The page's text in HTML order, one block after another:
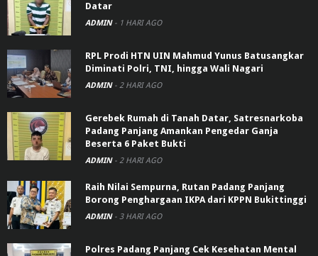
Datar
ADMIN - 1 HARI AGO
RPL Prodi HTN UIN Mahmud Yunus Batusangkar
Diminati Polri, TNI, hingga Wali Nagari
ADMIN - 2 HARI AGO
Gerebek Rumah di Tanah Datar, Satresnarkoba
Padang Panjang Amankan Pengedar Ganja
Beserta 6 Paket Bukti
ADMIN - 2 HARI AGO
Raih Nilai Sempurna, Rutan Padang Panjang
Borong Penghargaan IKPA dari KPPN Bukittinggi
ADMIN - 3 HARI AGO
Polres Padang Panjang Cek Kesehatan Mental